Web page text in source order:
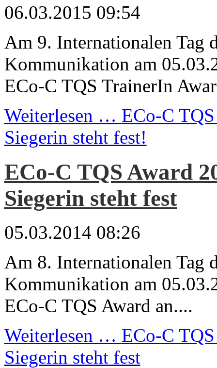
06.03.2015 09:54
Am 9. Internationalen Tag
Kommunikation am
ECo-C TQS TrainerIn
Weiterlesen … ECo-C
Siegerin steht fest!
ECo-C TQS Award
Siegerin steht fest
05.03.2014 08:26
Am 8. Internationalen Tag
Kommunikation am
ECo-C TQS Award an....
Weiterlesen … ECo-C
Siegerin steht fest